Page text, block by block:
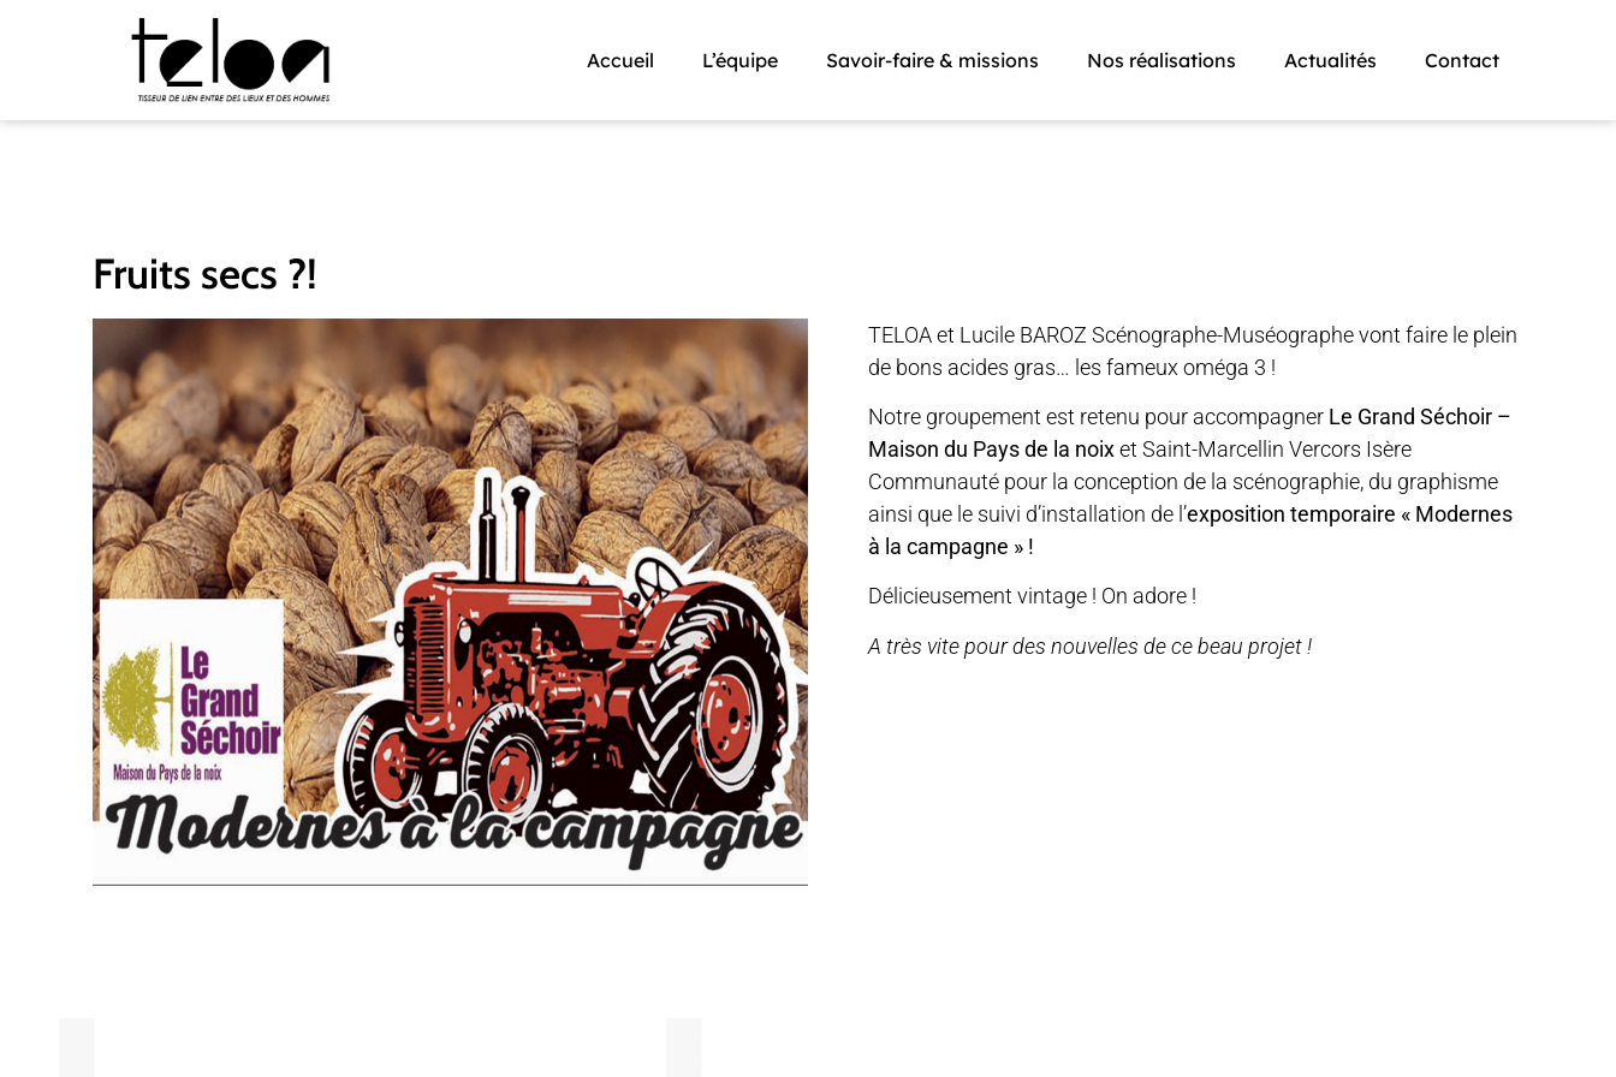
Accueil L’équipe Savoir-faire & missions Nos réalisations Actualités Contact
Fruits secs ?!
TELOA et Lucile BAROZ Scénographe-Muséographe vont faire le plein
de bons acides gras… les fameux oméga 3 !
Notre groupement est retenu pour accompagner Le Grand Séchoir –
Maison du Pays de la noixet Saint-Marcellin Vercors Isère
Communauté pour la conception de la scénographie, du graphisme
ainsi que le suivi d’installation de l’exposition temporaire « Modernes
à la campagne » !
Délicieusement vintage ! On adore !
A très vite pour des nouvelles de ce beau projet !